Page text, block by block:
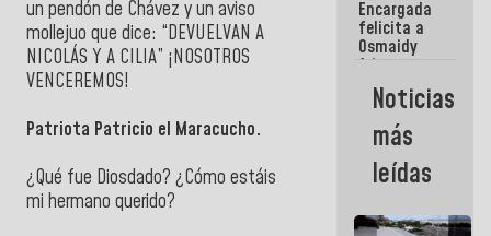
un pendón de Chávez y un aviso
mollejuo que dice: “DEVUELVAN A
NICOLÁS Y A CILIA” ¡NOSOTROS
VENCEREMOS!
Patriota Patricio el Maracucho.
¿Qué fue Diosdado? ¿Cómo estáis
mi hermano querido?
post-sismos
Encargada
felicita a
Osmaidy
Arias y
Giraly
Marcano por
hacer
historia en
los
Centroamericanos
Noticias
más
leídas